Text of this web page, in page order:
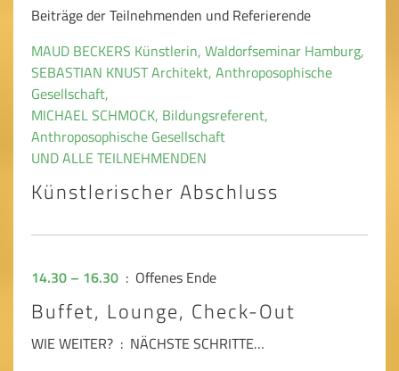
Beiträge der Teilnehmenden und Referierende
MAUD BECKERS Künstlerin, Waldorfseminar Hamburg,
SEBASTIAN KNUST Architekt, Anthroposophische
Gesellschaft,
MICHAEL SCHMOCK, Bildungsreferent,
Anthroposophische Gesellschaft
UND ALLE TEILNEHMENDEN
Künstlerischer Abschluss
14.30 – 16.30 : Offenes Ende
Buffet, Lounge, Check-Out
WIE WEITER? : NÄCHSTE SCHRITTE…